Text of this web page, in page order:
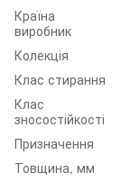
Країна
виробник
Колекція
Клас стирання
Клас
зносостійкості
Призначення
Товщина, мм